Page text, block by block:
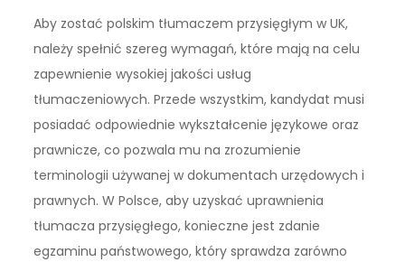
Aby zostać polskim tłumaczem przysięgłym w UK,
należy spełnić szereg wymagań, które mają na celu
zapewnienie wysokiej jakości usług
tłumaczeniowych. Przede wszystkim, kandydat musi
posiadać odpowiednie wykształcenie językowe oraz
prawnicze, co pozwala mu na zrozumienie
terminologii używanej w dokumentach urzędowych i
prawnych. W Polsce, aby uzyskać uprawnienia
tłumacza przysięgłego, konieczne jest zdanie
egzaminu państwowego, który sprawdza zarówno